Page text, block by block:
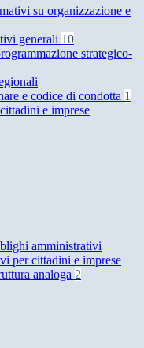
su organizzazione e
generali 10
strategico-
e codice di condotta 1
e imprese
amministrativi
per cittadini e imprese
analoga 2